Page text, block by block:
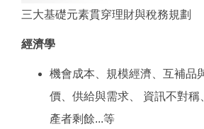
三大基礎元素貫穿理財與稅務規劃
經濟學
機會成本、規模經濟、互補品
價、供給與需求、 資訊不對稱
產者剩餘...等